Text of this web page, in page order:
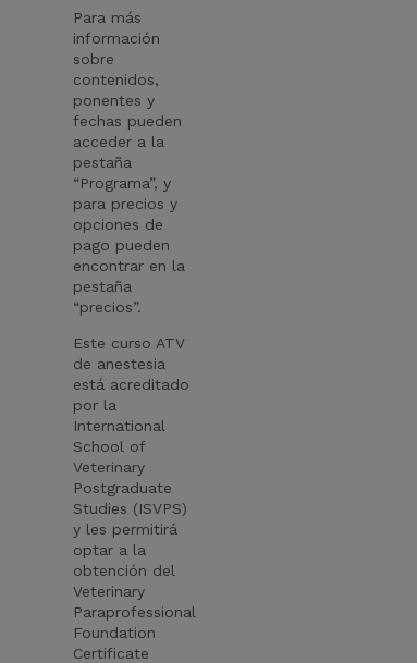
Para más
información
sobre
contenidos,
ponentes y
fechas pueden
acceder a la
pestaña
“Programa”, y
para precios y
opciones de
pago pueden
encontrar en la
pestaña
“precios”.
Este curso ATV
de anestesia
está acreditado
por la
International
School of
Veterinary
Postgraduate
Studies (ISVPS)
y les permitirá
optar a la
obtención del
Veterinary
Paraprofessional
Foundation
Certificate